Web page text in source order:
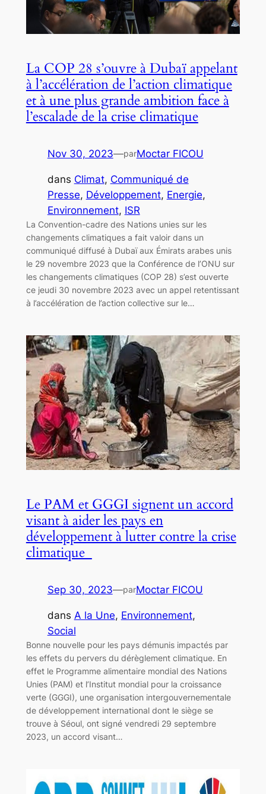
La COP 28 s’ouvre à Dubaï appelant
à l’accélération de l’action climatique
et à une plus grande ambition face à
l’escalade de la crise climatique
Nov 30, 2023—parMoctar FICOU
dans Climat, Communiqué de
Presse, Développement, Energie
Environnement, ISR
La Convention-cadre des Nations unies sur les
changements climatiques a fait valoir dans un
communiqué diffusé à Dubaï aux Émirats arabes unis
le 29 novembre 2023 que la Conférence de l’ONU sur
les changements climatiques (COP 28) s’est ouverte
ce jeudi 30 novembre 2023 avec un appel retentissant
à l’accélération de l’action collective sur le…
Le PAM et GGGI signent un accord
visant à aider les pays en
développement à lutter contre la crise
climatique
Sep 30, 2023—parMoctar FICOU
dans A la Une, Environnement
Social
Bonne nouvelle pour les pays démunis impactés par
les effets du pervers du dérèglement climatique. En
effet le Programme alimentaire mondial des Nations
Unies (PAM) et l’Institut mondial pour la croissance
verte (GGGI), une organisation intergouvernementale
de développement international dont le siège se
trouve à Séoul, ont signé vendredi 29 septembre
2023, un accord visant…